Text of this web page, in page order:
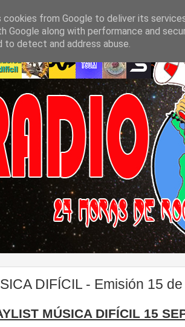
DIFÍCIL - Emisión 15
MÚSICA DIFÍCIL 15
cookies from Google to deliver its
Google along with performance and
to detect and address abuse.